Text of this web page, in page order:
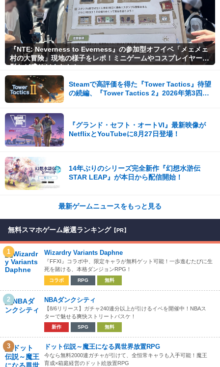
『NTE: Neverness to Everness』の参加型オフイベ「メェメェ
村の大冒険」現地の様子をレポ！ミニゲームやコスプレイヤー撮
影など盛りだくさん！
Steamで高評価を得た『Tower Tactics』待望
の続編、『Tower Tactics 2』2026年第3四半
『グランド・セフト・オートVI』最新映像が
NetflixとYouTubeに8月27日登場！
14年ぶりのシリーズ完全新作『幻想水滸伝
STAR LEAP』が本日から配信開始！
最新ゲームニュースをもっと見る
無料スマホゲーム厳選ランキング 【PR】
1 Wizardry Variants Daphne
『FFXI』コラボ中、限定キャラが無料ゲット可能！一歩進むたびに生
死を賭ける、本格ダンジョンRPG！
コラボ RPG 無料
2 NBAダンクシティ
【8/6リリース】ガチャ240連分以上が引けるイベを開催中！NBAス
ターで魅せる爽快ストリートバスケ！
新作 SPG 無料
3 ドット伝説～魔王になる異世界放置RPG
今なら無料2000連ガチャが引けて、全恒常キャラも入手可能！魔王
育成×箱庭経営のドット絵放置RPG